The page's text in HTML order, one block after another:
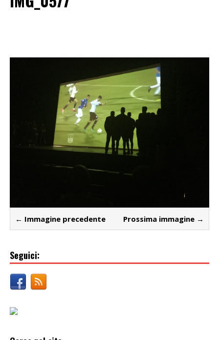
← Immagine precedente Prossima immagine →
Seguici: